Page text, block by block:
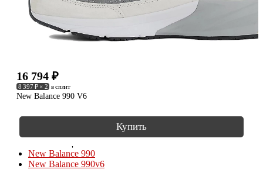
New Balance 990 V6
16 794 ₽
8 397 ₽ × 2 в сплит
Купить
New Balance 990
New Balance 990v6